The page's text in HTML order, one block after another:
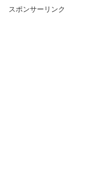
スポンサーリンク